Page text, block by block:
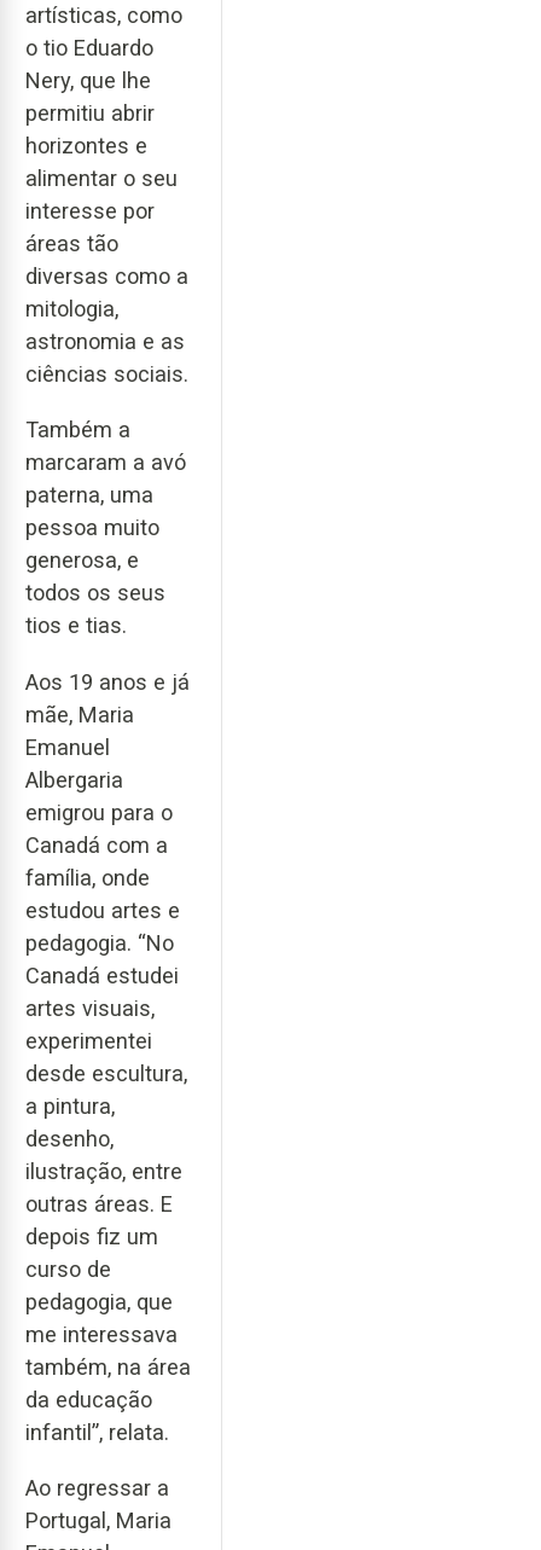
artísticas, como
o tio Eduardo
Nery, que lhe
permitiu abrir
horizontes e
alimentar o seu
interesse por
áreas tão
diversas como a
mitologia,
astronomia e as
ciências sociais.
Também a
marcaram a avó
paterna, uma
pessoa muito
generosa, e
todos os seus
tios e tias.
Aos 19 anos e já
mãe, Maria
Emanuel
Albergaria
emigrou para o
Canadá com a
família, onde
estudou artes e
pedagogia. “No
Canadá estudei
artes visuais,
experimentei
desde escultura,
a pintura,
desenho,
ilustração, entre
outras áreas. E
depois fiz um
curso de
pedagogia, que
me interessava
também, na área
da educação
infantil”, relata.
Ao regressar a
Portugal, Maria